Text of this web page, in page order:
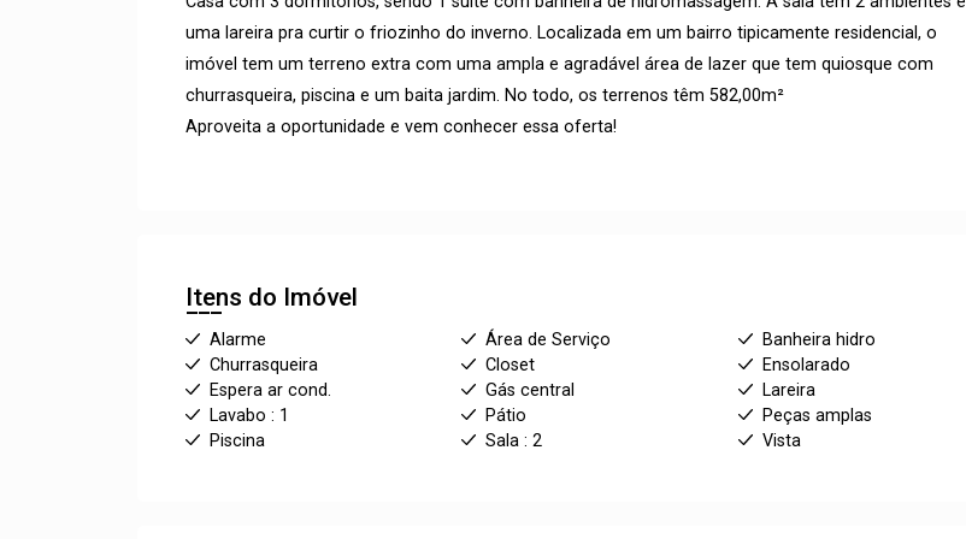
uma lareira pra curtir o friozinho do inverno. Localizada em um bairro tipicamente residencial, o
imóvel tem um terreno extra com uma ampla e agradável área de lazer que tem quiosque com
churrasqueira, piscina e um baita jardim. No todo, os terrenos têm 582,00m²
Aproveita a oportunidade e vem conhecer essa oferta!
Itens do Imóvel
Alarme Área de Serviço
Banheira hidro
Churrasqueira
Closet
Ensolarado
Espera ar cond.
Gás central
Lareira
Lavabo : 1
Pátio
Peças amplas
Piscina
Sala : 2 Vista